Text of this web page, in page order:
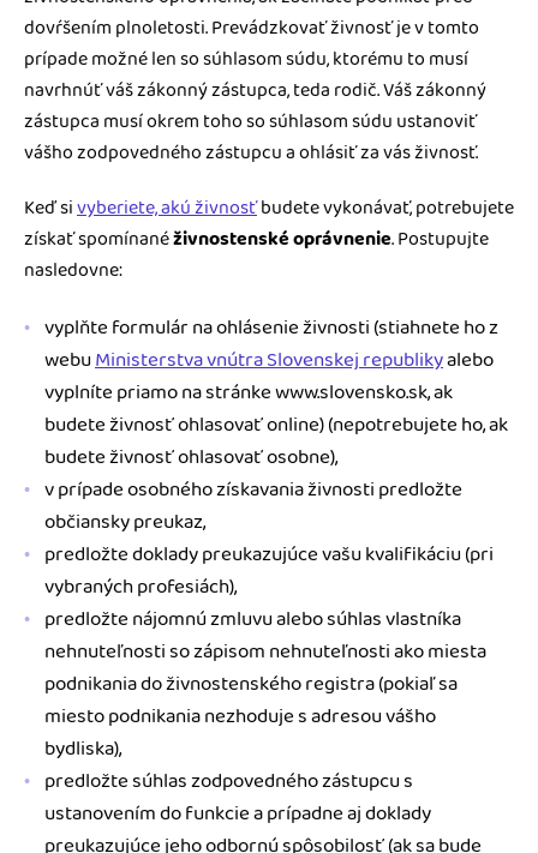
dovŕšením plnoletosti. Prevádzkovať živnosť je v tomto
prípade možné len so súhlasom súdu, ktorému to musí
navrhnúť váš zákonný zástupca, teda rodič. Váš zákonný
zástupca musí okrem toho so súhlasom súdu ustanoviť
vášho zodpovedného zástupcu a ohlásiť za vás živnosť.
Keď sivyberiete, akú živnosťbudete vykonávať, potrebujete
získať spomínanéživnostenské oprávnenie. Postupujte
nasledovne:
vyplňte formulár na ohlásenie živnosti (stiahnete ho z
webuMinisterstva vnútra Slovenskej republikyalebo
vyplníte priamo na stránke www.slovensko.sk, ak
budete živnosť ohlasovať online) (nepotrebujete ho, ak
budete živnosť ohlasovať osobne),
v prípade osobného získavania živnosti predložte
občiansky preukaz,
predložte doklady preukazujúce vašu kvalifikáciu (pri
vybraných profesiách),
predložte nájomnú zmluvu alebo súhlas vlastníka
nehnuteľnosti so zápisom nehnuteľnosti ako miesta
podnikania do živnostenského registra (pokiaľ sa
miesto podnikania nezhoduje s adresou vášho
bydliska),
predložte súhlas zodpovedného zástupcu s
ustanovením do funkcie a prípadne aj doklady
preukazujúce jeho odbornú spôsobilosť (ak sa bude